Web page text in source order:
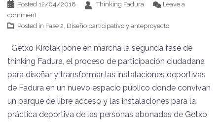
Posted 12/04/2018 Thinking Fadura
Leave a
comment
Posted in Fase 2. Diseño participativo y anteproyecto
Getxo Kirolak pone en marcha la segunda fase de
thinking Fadura, el proceso de participación ciudadana
para diseñar y transformar las instalaciones deportivas
de Fadura en un nuevo espacio público donde convivan
un parque de libre acceso y las instalaciones para la
práctica deportiva de las personas abonadas de Getxo